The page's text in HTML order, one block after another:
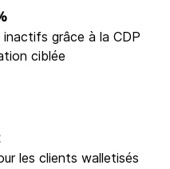
grâce à la CDP
ciblée
les clients walletisés